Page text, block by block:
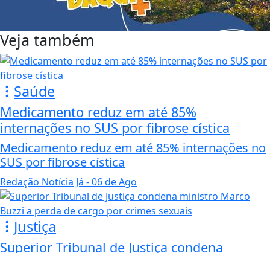
Veja também
Saúde
Medicamento reduz em até 85%
internações no SUS por fibrose cística
Medicamento reduz em até 85% internações no
SUS por fibrose cística
Redação Notícia Já - 06 de Ago
Justiça
Superior Tribunal de Justiça condena